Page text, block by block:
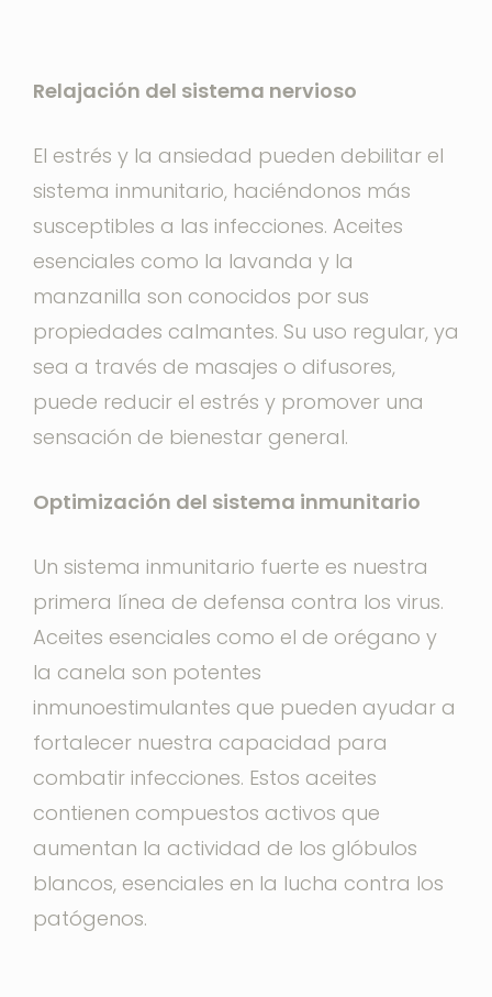
Relajación del sistema nervioso
El estrés y la ansiedad pueden debilitar el
sistema inmunitario, haciéndonos más
susceptibles a las infecciones. Aceites
esenciales como la lavanda y la
manzanilla son conocidos por sus
propiedades calmantes. Su uso regular, ya
sea a través de masajes o difusores,
puede reducir el estrés y promover una
sensación de bienestar general.
Optimización del sistema inmunitario
Un sistema inmunitario fuerte es nuestra
primera línea de defensa contra los virus.
Aceites esenciales como el de orégano y
la canela son potentes
inmunoestimulantes que pueden ayudar a
fortalecer nuestra capacidad para
combatir infecciones. Estos aceites
contienen compuestos activos que
aumentan la actividad de los glóbulos
blancos, esenciales en la lucha contra los
patógenos.